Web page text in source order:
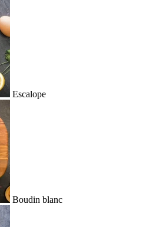
Escalope
Boudin blanc